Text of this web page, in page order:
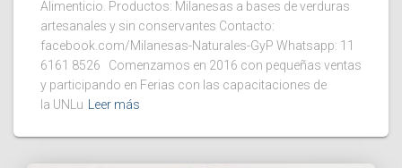
Alimenticio. Productos: Milanesas a bases de verduras
artesanales y sin conservantes Contacto:
facebook.com/Milanesas-Naturales-GyP Whatsapp: 11
6161 8526 Comenzamos en 2016 con pequeñas ventas
y participando en Ferias con las capacitaciones de
la UNLu Leer más